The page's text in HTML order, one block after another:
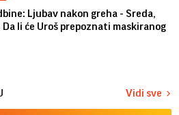
Ljubav nakon greha - Sreda,
Da li će Uroš prepoznati maskiranog
Vidi sve